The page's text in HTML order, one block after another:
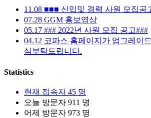
11.08 ■■■ 신입및 경력 사원 모집공
07.28 GGM 홍보영상
05.17 ### 2022년 사원 모집 공고###
04.12 코파스 홈페이지가 업그레이
심부탁드립니다.
Statistics
현재 접속자 45 명
오늘 방문자 911 명
어제 방문자 973 명